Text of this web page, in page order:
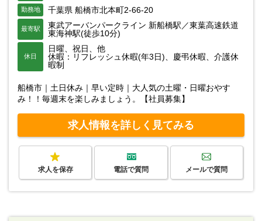
勤務地 千葉県 船橋市北本町2-66-20
最寄駅
東武アーバンパークライン 新船橋駅／東葉高速鉄道
東海神駅(徒歩10分)
休日
日曜、祝日、他
休暇：リフレッシュ休暇(年3日)、慶弔休暇、介護休
暇制
船橋市｜土日休み｜早い定時｜大人気の土曜・日曜おやす
み！！毎週末を楽しみましょう。【社員募集】
求人情報を詳しく見てみる
求人を保存 電話で質問 メールで質問